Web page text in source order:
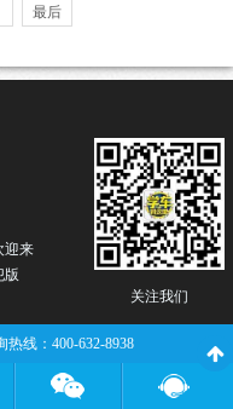
最后
关注我们
迎来
版
线：400-632-8938